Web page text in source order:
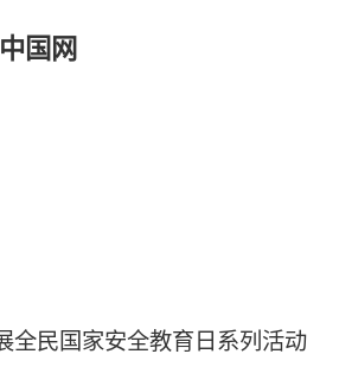
中国网
全民国家安全教育日系列活动